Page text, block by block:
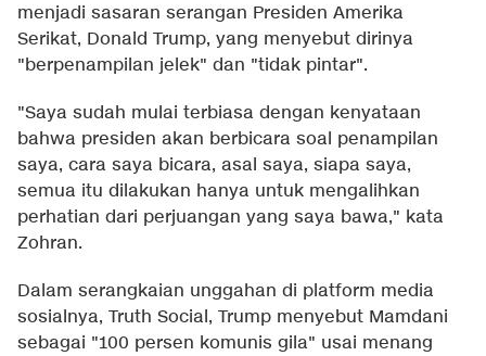
menjadi sasaran serangan Presiden Amerika
Serikat, Donald Trump, yang menyebut dirinya
"berpenampilan jelek" dan "tidak pintar".
"Saya sudah mulai terbiasa dengan kenyataan
bahwa presiden akan berbicara soal penampilan
saya, cara saya bicara, asal saya, siapa saya,
semua itu dilakukan hanya untuk mengalihkan
perhatian dari perjuangan yang saya bawa," kata
Zohran.
Dalam serangkaian unggahan di platform media
sosialnya, Truth Social, Trump menyebut Mamdani
sebagai "100 persen komunis gila" usai menang